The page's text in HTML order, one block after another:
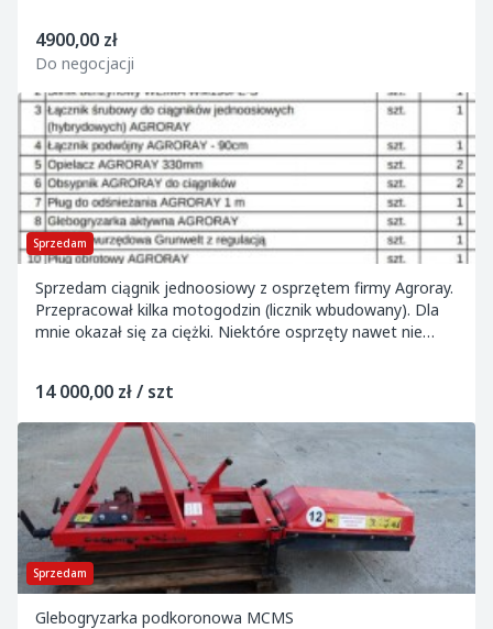
4900,00 zł
Do negocjacji
Sprzedam
Sprzedam ciągnik jednoosiowy z osprzętem firmy Agroray.
Przepracował kilka motogodzin (licznik wbudowany). Dla
mnie okazał się za ciężki. Niektóre osprzęty nawet nie
14 000,00 zł / szt
Sprzedam
Glebogryzarka podkoronowa MCMS